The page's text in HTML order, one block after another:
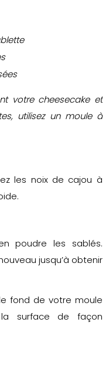
votre cheesecake et
utilisez un moule à
les noix de cajou à
poudre les sablés.
jusqu’à obtenir
fond de votre moule
surface de façon